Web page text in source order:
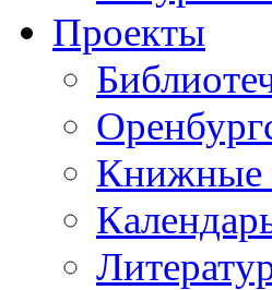
Проекты
Книжные